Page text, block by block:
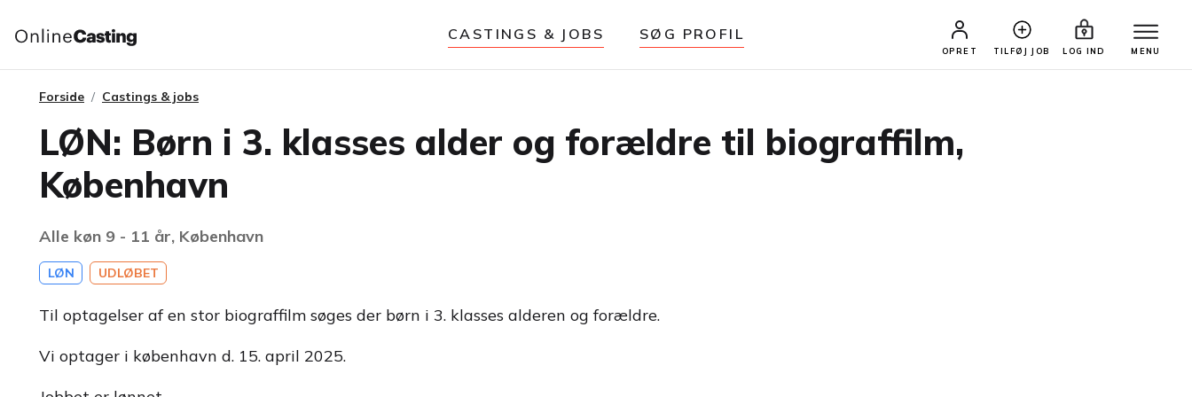
CASTINGS & JOBS SØG PROFIL
OPRET TILFØJ JOB LOG IND MENU
Forside Castings & jobs
LØN: Børn i 3. klasses alder og forældre til biograffilm,
København
Alle køn 9 - 11 år, København
LØN UDLØBET
Til optagelser af en stor biograffilm søges der børn i 3. klasses alderen og forældre.
Vi optager i københavn d. 15. april 2025.